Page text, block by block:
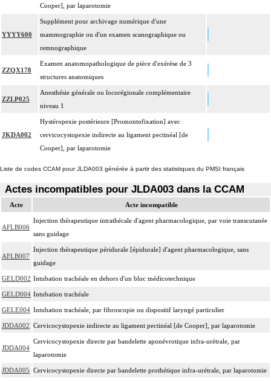
Cooper], par laparotomie
YYYY600
Supplément pour archivage numérique d'une
mammographie ou d'un examen scanographique ou
remnographique
ZZQX178
Examen anatomopathologique de pièce d'exérèse de 3
structures anatomiques
ZZLP025
Anesthésie générale ou locorégionale complémentaire
niveau 1
JKDA002
Hystéropexie postérieure [Promontofixation] avec
cervicocystopexie indirecte au ligament pectinéal [de
Cooper], par laparotomie
Liste de codes CCAM pour JLDA003 générée à partir des statistiques du PMSI français
Actes incompatibles pour JLDA003 dans la CCAM
Acte Acte incompatible
AFLB006
Injection thérapeutique intrathécale d'agent pharmacologique, par voie transcutanée
sans guidage
AFLB007
Injection thérapeutique péridurale [épidurale] d'agent pharmacologique, sans
guidage
GELD002 Intubation trachéale en dehors d'un bloc médicotechnique
GELD004 Intubation trachéale
GELE004 Intubation trachéale, par fibroscopie ou dispositif laryngé particulier
JDDA002 Cervicocystopexie indirecte au ligament pectinéal [de Cooper], par laparotomie
JDDA004
Cervicocystopexie directe par bandelette aponévrotique infra-urétrale, par
laparotomie
JDDA005 Cervicocystopexie directe par bandelette prothétique infra-urétrale, par laparotomie